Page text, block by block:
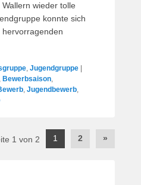
wieder tolle
konnte sich
, Jugendgruppe
, Bewerbsaison,
, Jugendbewerb,
1 von 2 1 2 »